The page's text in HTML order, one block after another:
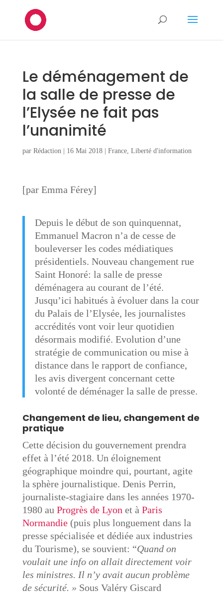
Le déménagement de
la salle de presse de
l’Elysée ne fait pas
l’unanimité
par Rédaction| 16 Mai 2018| France, Liberté d'information
[par Emma Férey]
Depuis le début de son quinquennat,
Emmanuel Macron n’a de cesse de
bouleverser les codes médiatiques
présidentiels. Nouveau changement rue
Saint Honoré: la salle de presse
déménagera au courant de l’été.
Jusqu’ici habitués à évoluer dans la cour
du Palais de l’Elysée, les journalistes
accrédités vont voir leur quotidien
désormais modifié. Evolution d’une
stratégie de communication ou mise à
distance dans le rapport de confiance,
les avis divergent concernant cette
volonté de déménager la salle de presse.
Changement de lieu, changement de
pratique
Cette décision du gouvernement prendra
effet à l’été 2018. Un éloignement
géographique moindre qui, pourtant, agite
la sphère journalistique. Denis Perrin,
journaliste-stagiaire dans les années 1970-
1980 au Progrès de Lyon et à Paris
Normandie(puis plus longuement dans la
presse spécialisée et dédiée aux industries
du Tourisme), se souvient: “Quand on
voulait une info on allait directement voir
les ministres. Il n’y avait aucun problème
de sécurité. » Sous Valéry Giscard